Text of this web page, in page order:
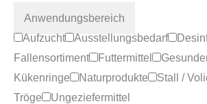
Anwendungsbereich
Aufzucht
Ausstellungsbedarf
Fallensortiment
Futtermittel
Kükenringe
Naturprodukte Stall /
Tröge
Ungeziefermittel